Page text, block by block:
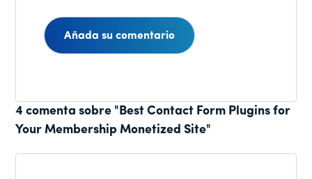
Interacciones
de
los
4 comenta sobre "Best Contact Form Plugins for
Your Membership Monetized Site"